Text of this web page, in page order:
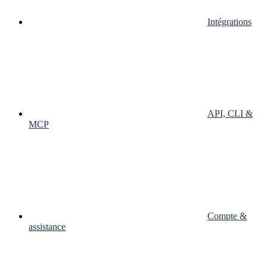
Intégrations
API, CLI &
MCP
Compte &
assistance